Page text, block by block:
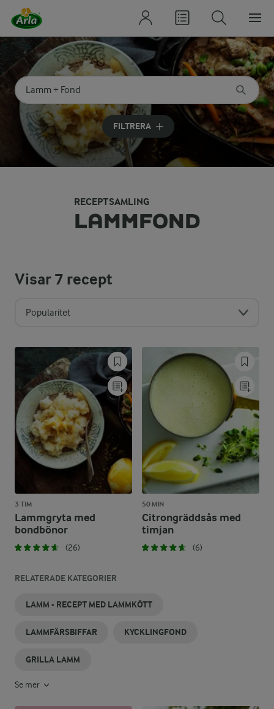
Sök på kategori eller ingrediens
Skriv in sökord för att få förslag
FILTRERA
RECEPTSAMLING
LAMMFOND
Visar7 recept
Popularitet
3 TIM
Lammgryta med
bondbönor
(26)
50 MIN
Citrongräddsås med
timjan
(6)
RELATERADE KATEGORIER
LAMM - RECEPT MED LAMMKÖTT
LAMMFÄRSBIFFAR KYCKLINGFOND
GRILLA LAMM
Se mer